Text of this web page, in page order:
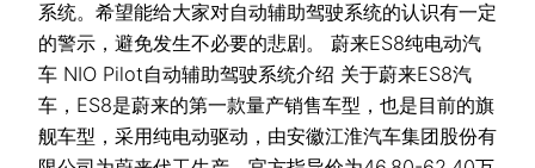
系统。希望能给大家对自动辅助驾驶系统的认识有一定
的警示，避免发生不必要的悲剧。 蔚来ES8纯电动汽
车 NIO Pilot自动辅助驾驶系统介绍 关于蔚来ES8汽
车，ES8是蔚来的第一款量产销售车型，也是目前的旗
舰车型，采用纯电动驱动，由安徽江淮汽车集团股份有